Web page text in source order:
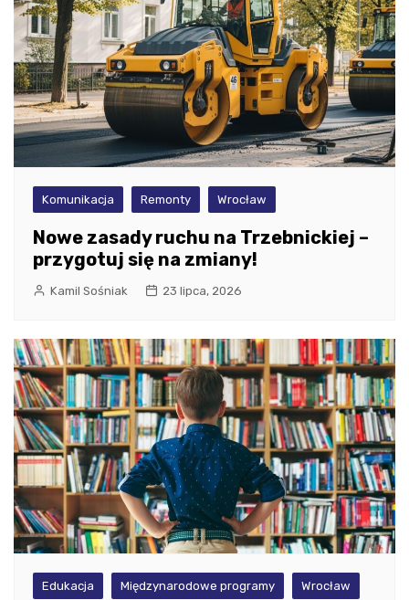
Komunikacja Remonty Wrocław
Nowe zasady ruchu na Trzebnickiej –
przygotuj się na zmiany!
Kamil Sośniak 23 lipca, 2026
Edukacja Międzynarodowe programy Wrocław